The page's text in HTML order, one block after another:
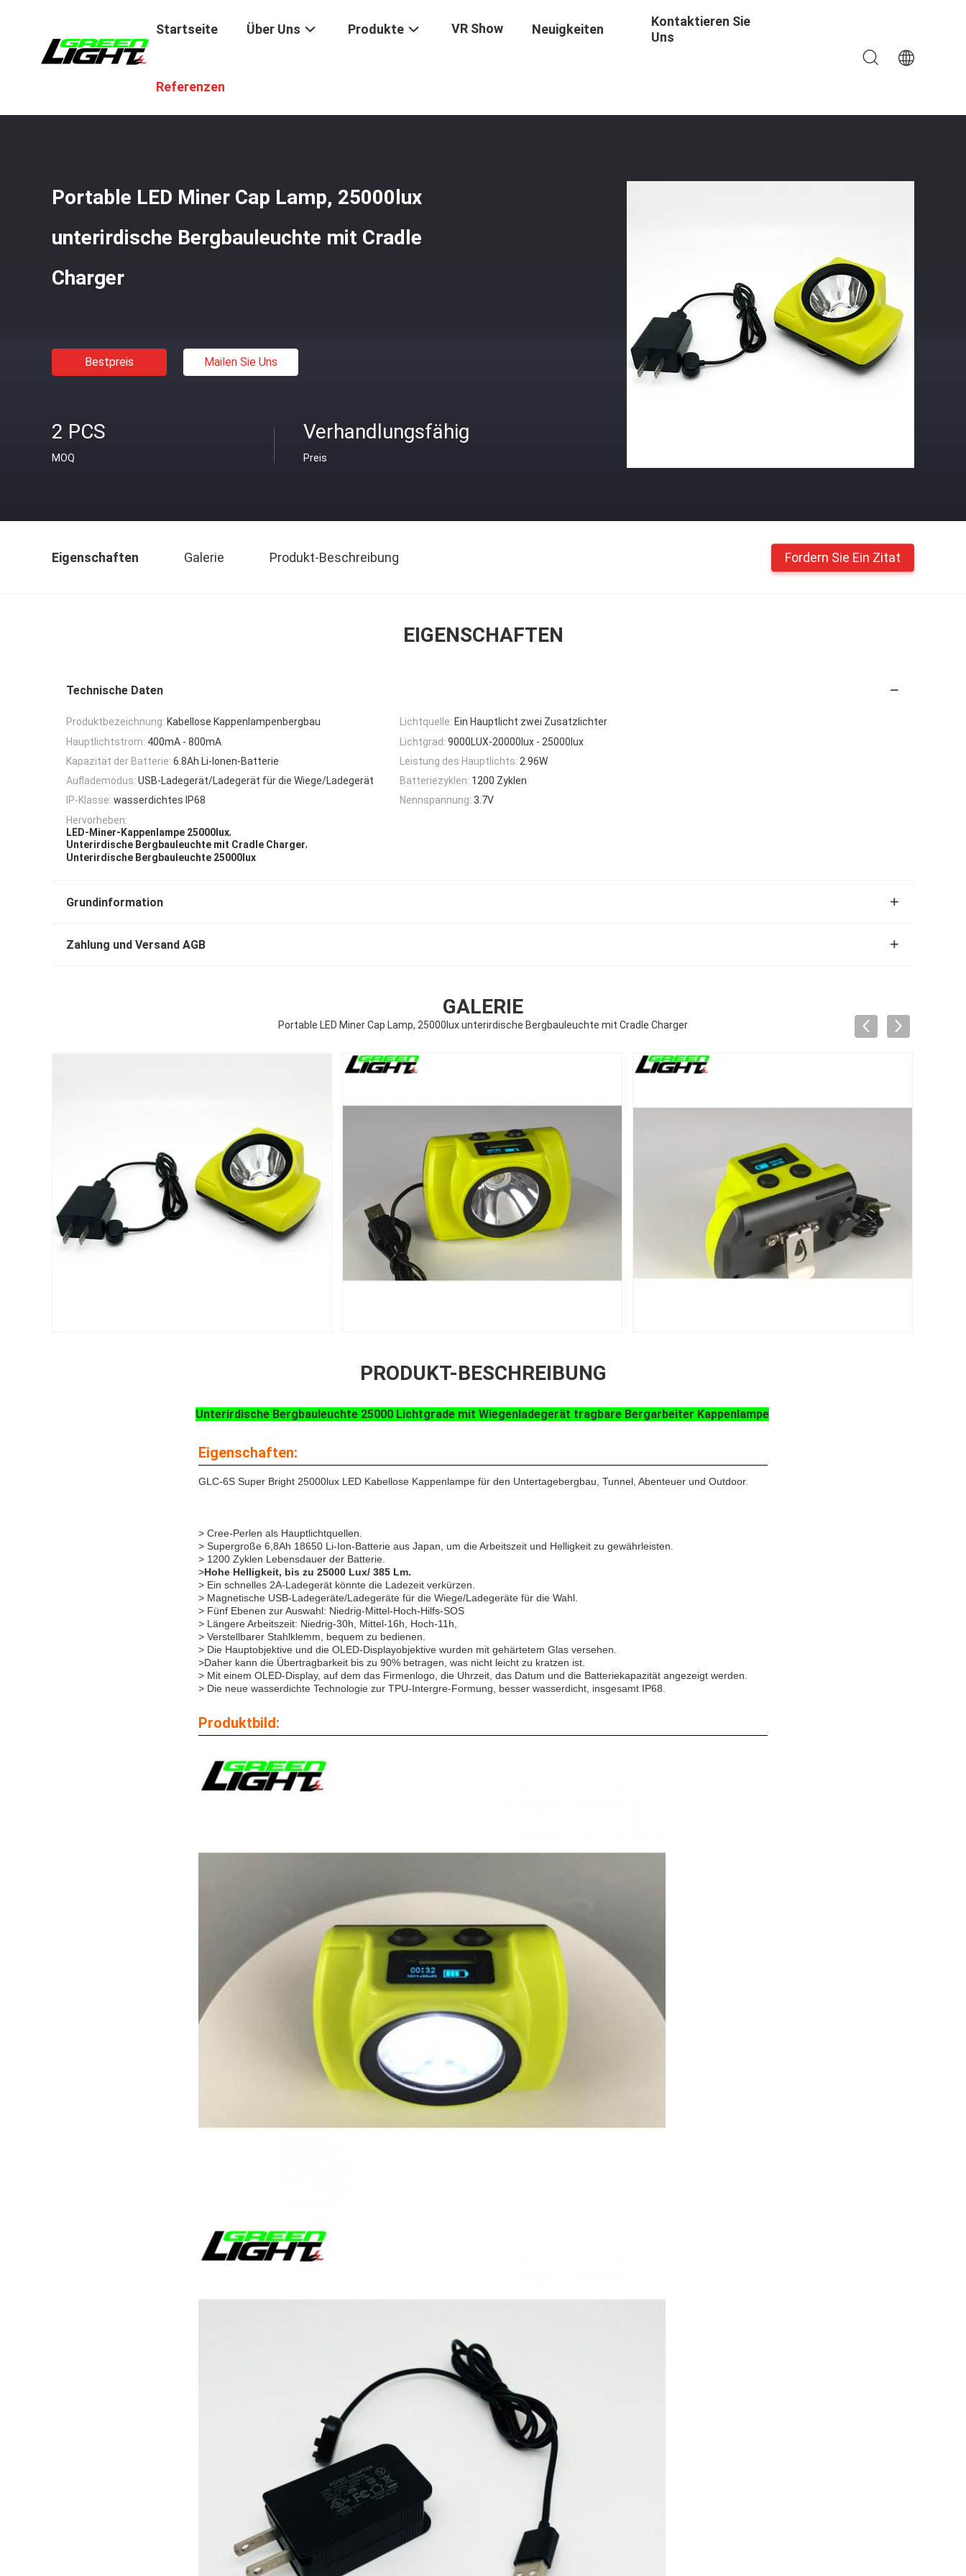
Startseite Über Uns Produkte VR Show Neuigkeiten
Kontaktieren Sie
Uns
Referenzen
Portable LED Miner Cap Lamp, 25000lux
unterirdische Bergbauleuchte mit Cradle
Charger
Bestpreis Mailen Sie Uns
2 PCS
MOQ
Verhandlungsfähig
Preis
Eigenschaften Galerie Produkt-Beschreibung Fordern Sie Ein Zitat
EIGENSCHAFTEN
Technische Daten
Produktbezeichnung: Kabellose Kappenlampenbergbau Lichtquelle: Ein Hauptlicht zwei Zusatzlichter
Hauptlichtstrom: 400mA - 800mA Lichtgrad: 9000LUX-20000lux - 25000lux
Kapazität der Batterie: 6.8Ah Li-Ionen-Batterie Leistung des Hauptlichts: 2.96W
Auflademodus: USB-Ladegerät/Ladegerät für die Wiege/Ladegerät Batteriezyklen: 1200 Zyklen
IP-Klasse: wasserdichtes IP68 Nennspannung: 3.7V
Hervorheben:
LED-Miner-Kappenlampe 25000lux,
Unterirdische Bergbauleuchte mit Cradle Charger,
Unterirdische Bergbauleuchte 25000lux
Grundinformation
Zahlung und Versand AGB
GALERIE
Portable LED Miner Cap Lamp, 25000lux unterirdische Bergbauleuchte mit Cradle Charger
PRODUKT-BESCHREIBUNG
Unterirdische Bergbauleuchte 25000 Lichtgrade mit Wiegenladegerät tragbare Bergarbeiter Kappenlampe
Eigenschaften:
GLC-6S Super Bright 25000lux LED Kabellose Kappenlampe für den Untertagebergbau, Tunnel, Abenteuer und Outdoor.
> Cree-Perlen als Hauptlichtquellen.
> Supergroße 6,8Ah 18650 Li-Ion-Batterie aus Japan, um die Arbeitszeit und Helligkeit zu gewährleisten.
> 1200 Zyklen Lebensdauer der Batterie.
>Hohe Helligkeit, bis zu 25000 Lux/ 385 Lm.
> Ein schnelles 2A-Ladegerät könnte die Ladezeit verkürzen.
> Magnetische USB-Ladegeräte/Ladegeräte für die Wiege/Ladegeräte für die Wahl.
> Fünf Ebenen zur Auswahl: Niedrig-Mittel-Hoch-Hilfs-SOS
> Längere Arbeitszeit: Niedrig-30h, Mittel-16h, Hoch-11h,
> Verstellbarer Stahlklemm, bequem zu bedienen.
> Die Hauptobjektive und die OLED-Displayobjektive wurden mit gehärtetem Glas versehen.
>Daher kann die Übertragbarkeit bis zu 90% betragen, was nicht leicht zu kratzen ist.
> Mit einem OLED-Display, auf dem das Firmenlogo, die Uhrzeit, das Datum und die Batteriekapazität angezeigt werden.
> Die neue wasserdichte Technologie zur TPU-Intergre-Formung, besser wasserdicht, insgesamt IP68.
Produktbild: